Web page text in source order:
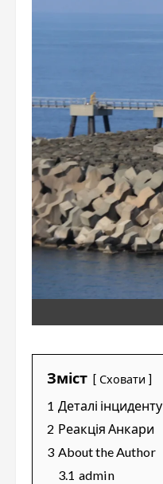
Зміст Сховати
1 Деталі інциденту
2 Реакція Анкари
3 About the Author
3.1 admin